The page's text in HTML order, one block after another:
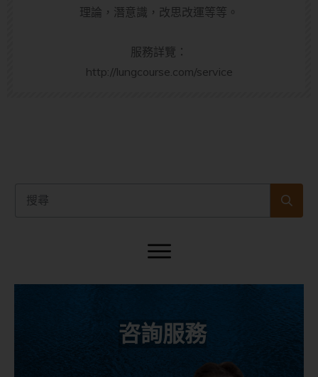
理論，潛意識，改思改運等等。
服務詳覽：
http://lungcourse.com/service
咨詢服務